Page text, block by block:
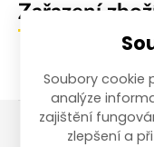
Zařazení
Soubory cookie
analýze
zajištění
zlepšení a